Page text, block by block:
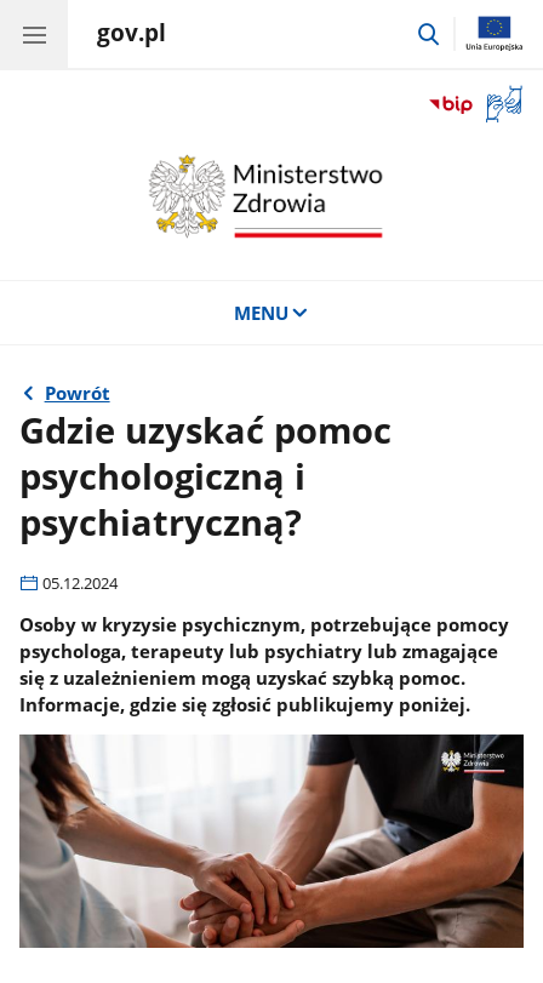
gov.pl
przejdź
okno
MENU
Powrót
Gdzie uzyskać pomoc
psychologiczną i
psychiatryczną?
05.12.2024
Osoby w kryzysie psychicznym, potrzebujące pomocy
psychologa, terapeuty lub psychiatry lub zmagające
się z uzależnieniem mogą uzyskać szybką pomoc.
Informacje, gdzie się zgłosić publikujemy poniżej.